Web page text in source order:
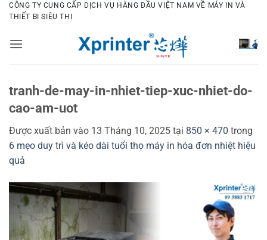
Bỏ
qua
dung
CÔNG TY CUNG CẤP DỊCH VỤ HÀNG ĐẦU VIỆT NAM VỀ MÁY IN VÀ
THIẾT BỊ SIÊU THỊ
tranh-de-may-in-nhiet-tiep-xuc-nhiet-do-
cao-am-uot
Được xuất bản vào 13 Tháng 10, 2025 tại 850 × 470 trong
6 mẹo duy trì và kéo dài tuổi thọ máy in hóa đơn nhiệt hiệu
quả